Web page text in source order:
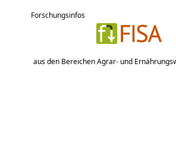
Forschungsinfos
aus den Bereichen Agrar- und